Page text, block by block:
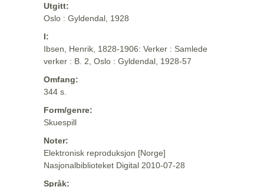
Utgitt:
Oslo : Gyldendal, 1928
I:
Ibsen, Henrik, 1828-1906: Verker : Samlede
verker : B. 2, Oslo : Gyldendal, 1928-57
Omfang:
344 s.
Form/genre:
Skuespill
Noter:
Elektronisk reproduksjon [Norge]
Nasjonalbiblioteket Digital 2010-07-28
Språk: